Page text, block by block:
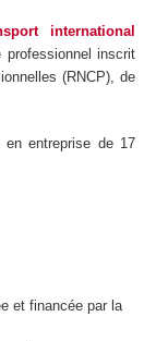
international
inscrit
(RNCP), de
en entreprise de 17
et financée par la